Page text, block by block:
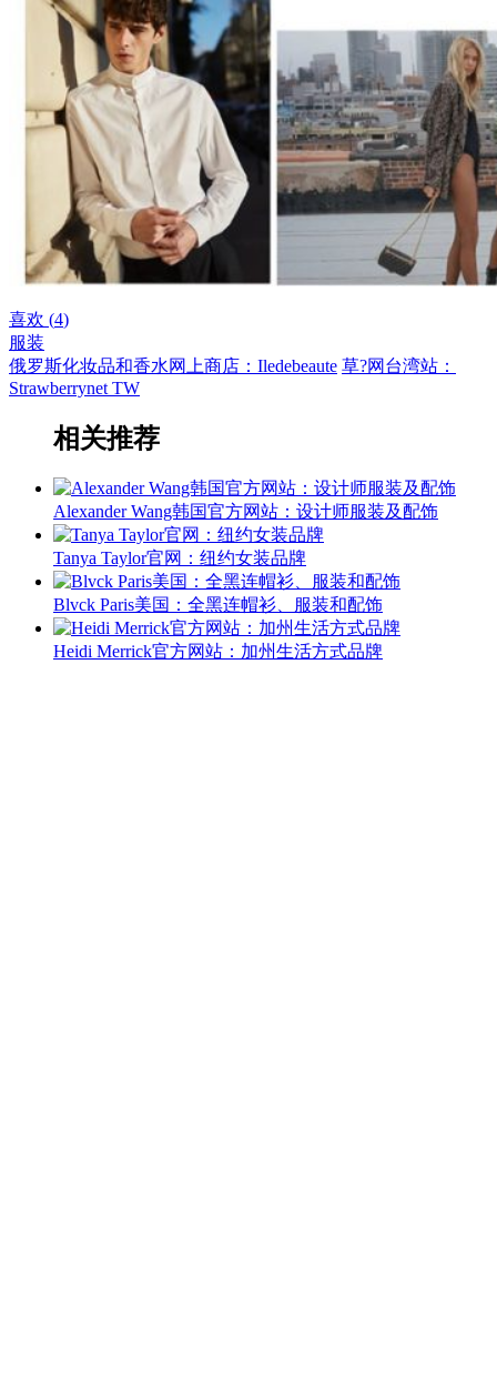
喜欢 (4)
服装
俄罗斯化妆品和香水网上商店：Iledebeaute 草?网台湾站：
Strawberrynet TW
相关推荐
Alexander Wang韩国官方网站：设计师服装及配饰
Tanya Taylor官网：纽约女装品牌
Blvck Paris美国：全黑连帽衫、服装和配饰
Heidi Merrick官方网站：加州生活方式品牌